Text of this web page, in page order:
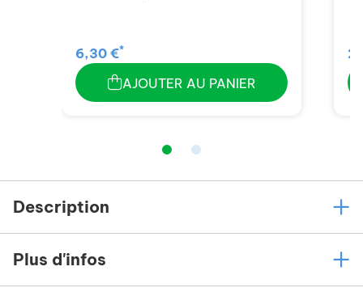
6,30 €*
AJOUTER AU PANIER
Description
Plus d'infos